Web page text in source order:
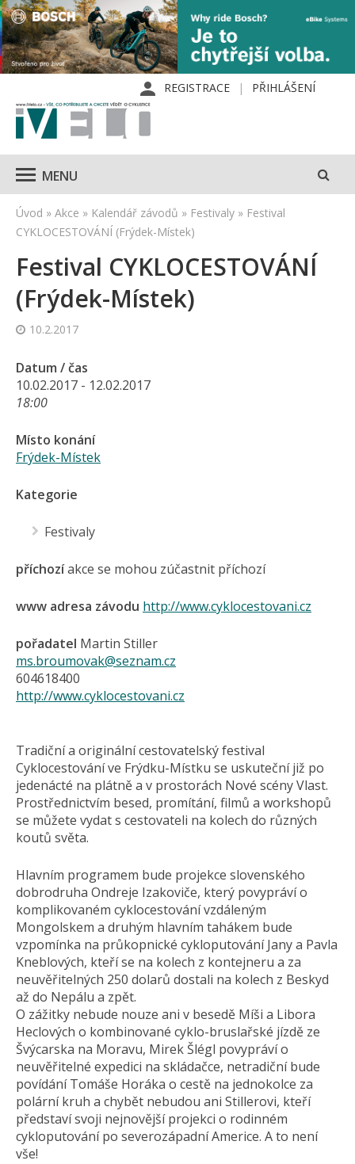
REGISTRACE PŘIHLÁŠENÍ
MENU
Úvod » Akce » Kalendář závodů » Festivaly » Festival
CYKLOCESTOVÁNÍ (Frýdek-Místek)
Festival CYKLOCESTOVÁNÍ
(Frýdek-Místek)
10.2.2017
Datum / čas
10.02.2017 - 12.02.2017
18:00
Místo konání
Frýdek-Místek
Kategorie
Festivaly
příchozíakce se mohou zúčastnit příchozí
www adresa závodu http://www.cyklocestovani.cz
pořadatel Martin Stiller
ms.broumovak@seznam.cz
604618400
http://www.cyklocestovani.cz
Tradiční a originální cestovatelský festival
Cyklocestování ve Frýdku-Místku se uskuteční již po
jedenácté na plátně a v prostorách Nové scény Vlast.
Prostřednictvím besed, promítání, filmů a workshopů
se můžete vydat s cestovateli na kolech do různých
koutů světa.
Hlavním programem bude projekce slovenského
dobrodruha Ondreje Izakoviče, který povypráví o
komplikovaném cyklocestování vzdáleným
Mongolskem a druhým hlavním tahákem bude
vzpomínka na průkopnické cykloputování Jany a Pavla
Kneblových, kteří se na kolech z kontejneru a za
neuvěřitelných 250 dolarů dostali na kolech z Beskyd
až do Nepálu a zpět.
O zážitky nebude nouze ani v besedě Míši a Libora
Heclových o kombinované cyklo-bruslařské jízdě ze
Švýcarska na Moravu, Mirek Šlégl povypráví o
neuvěřitelné expedici na skládačce, netradiční bude
povídání Tomáše Horáka o cestě na jednokolce za
polární kruh a chybět nebudou ani Stillerovi, kteří
představí svoji nejnovější projekci o rodinném
cykloputování po severozápadní Americe. A to není
vše!